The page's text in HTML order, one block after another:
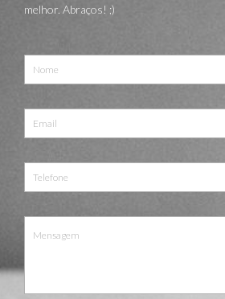
melhor. Abraços! ;)